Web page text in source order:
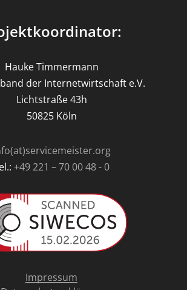
Hauke Timmermann
der Internetwirtschaft e.V.
Lichtstraße 43h
50825 Köln
+49 221 – 70 00 48 - 0
Impressum